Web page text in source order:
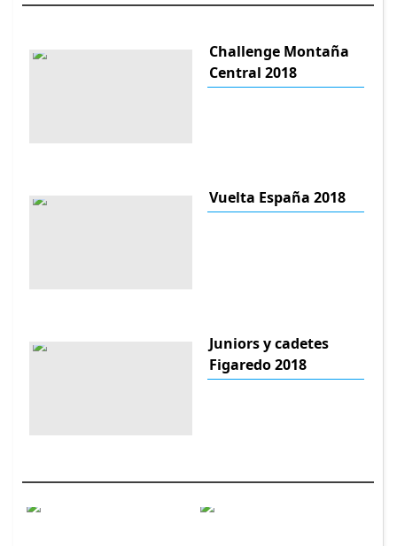
Challenge Montaña
Central 2018
Vuelta España 2018
Juniors y cadetes
Figaredo 2018